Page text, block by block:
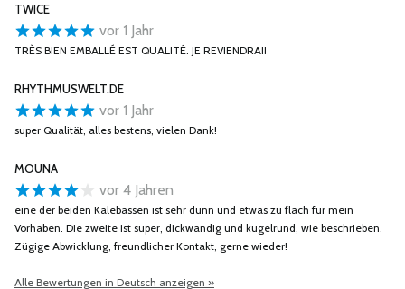
TWICE
vor 1 Jahr
TRÈS BIEN EMBALLÉ EST QUALITÉ. JE REVIENDRAI!
RHYTHMUSWELT.DE
vor 1 Jahr
super Qualität, alles bestens, vielen Dank!
MOUNA
vor 4 Jahren
eine der beiden Kalebassen ist sehr dünn und etwas zu flach für mein
Vorhaben. Die zweite ist super, dickwandig und kugelrund, wie beschrieben.
Zügige Abwicklung, freundlicher Kontakt, gerne wieder!
Alle Bewertungen in Deutsch anzeigen »